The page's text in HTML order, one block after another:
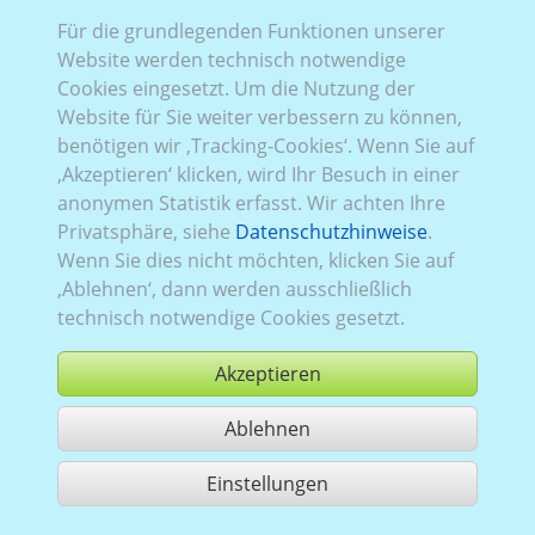
Rena_827: Baureihe 3, Facelift 2, RWD (Heckantrieb)
2019–2024, 1,Heckflügeltüren
, Verglasung Links
verblecht
, Rechtsteilverglast , Heck verglast
kaufen
1 Treffer teilen
Für die grundlegenden Funktionen unserer
Website werden technisch notwendige
Cookies eingesetzt. Um die Nutzung der
Website für Sie weiter verbessern zu können,
benötigen wir ‚Tracking-Cookies‘. Wenn Sie auf
‚Akzeptieren‘ klicken, wird Ihr Besuch in einer
anonymen Statistik erfasst. Wir achten Ihre
Privatsphäre, siehe Datenschutzhinweise.
Wenn Sie dies nicht möchten, klicken Sie auf
‚Ablehnen‘, dann werden ausschließlich
technisch notwendige Cookies gesetzt.
Akzeptieren
Ablehnen
Einstellungen